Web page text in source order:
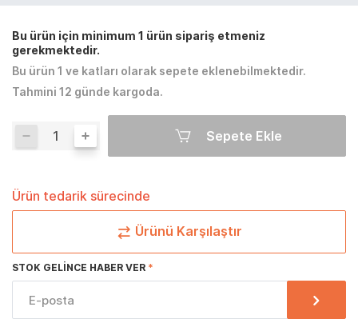
Bu ürün için minimum 1 ürün sipariş etmeniz
gerekmektedir.
Bu ürün 1 ve katları olarak sepete eklenebilmektedir.
Tahmini 12 günde kargoda.
Sepete Ekle
Ürün tedarik sürecinde
Ürünü Karşılaştır
STOK GELINCE HABER VER